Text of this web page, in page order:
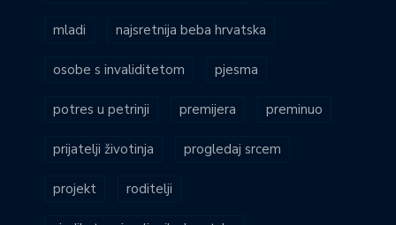
mladi najsretnija beba hrvatska
osobe s invaliditetom pjesma
potres u petrinji premijera preminuo
prijatelji životinja progledaj srcem
projekt roditelji